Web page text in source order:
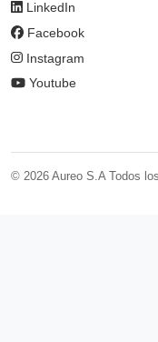
LinkedIn
Facebook
Instagram
Youtube
© 2026 Aureo S.A Todos